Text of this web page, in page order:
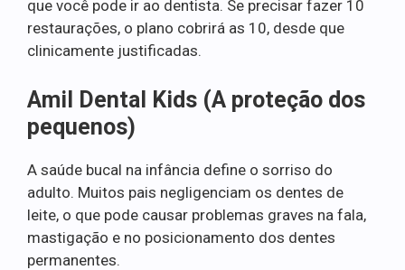
que você pode ir ao dentista. Se precisar fazer 10
restaurações, o plano cobrirá as 10, desde que
clinicamente justificadas.
Amil Dental Kids (A proteção dos
pequenos)
A saúde bucal na infância define o sorriso do
adulto. Muitos pais negligenciam os dentes de
leite, o que pode causar problemas graves na fala,
mastigação e no posicionamento dos dentes
permanentes.